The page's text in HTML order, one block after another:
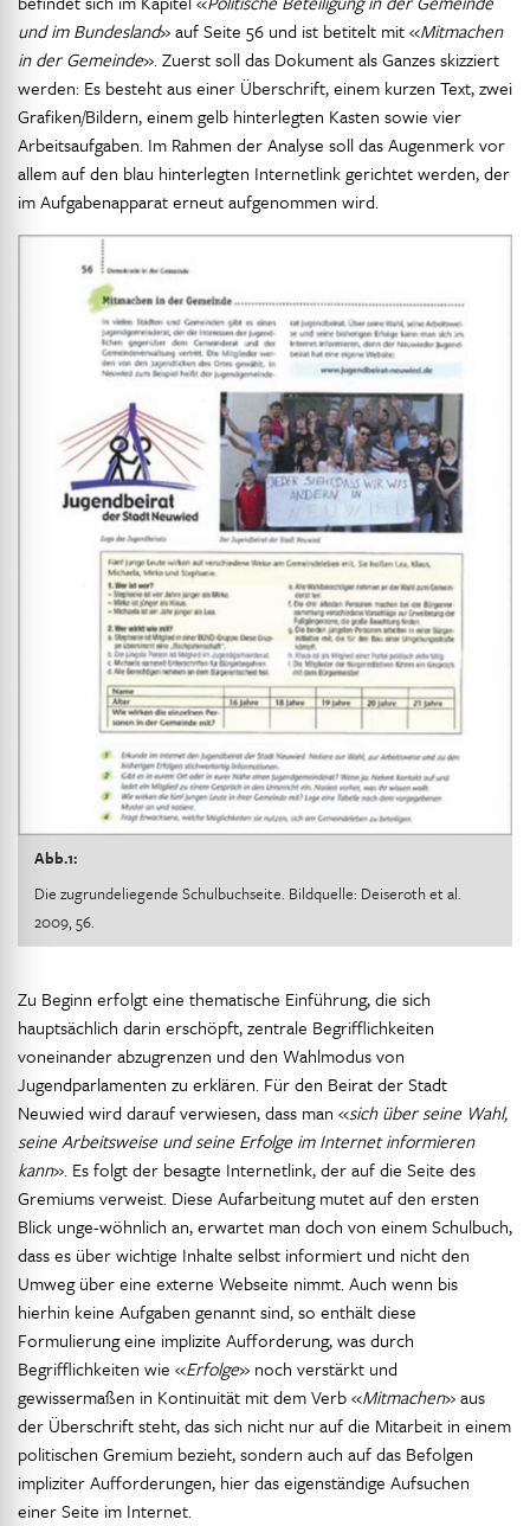
und im Bundesland» auf Seite 56 und ist betitelt mit «Mitmachen
in der Gemeinde». Zuerst soll das Dokument als Ganzes skizziert
werden: Es besteht aus einer Überschrift, einem kurzen Text, zwei
Grafiken/Bildern, einem gelb hinterlegten Kasten sowie vier
Arbeitsaufgaben. Im Rahmen der Analyse soll das Augenmerk vor
allem auf den blau hinterlegten Internetlink gerichtet werden, der
im Aufgabenapparat erneut aufgenommen wird.
Abb.1:
Die zugrundeliegende Schulbuchseite. Bildquelle: Deiseroth et al.
2009, 56.
Zu Beginn erfolgt eine thematische Einführung, die sich
hauptsächlich darin erschöpft, zentrale Begrifflichkeiten
voneinander abzugrenzen und den Wahlmodus von
Jugendparlamenten zu erklären. Für den Beirat der Stadt
Neuwied wird darauf verwiesen, dass man «sich über seine Wahl,
seine Arbeitsweise und seine Erfolge im Internet informieren
kann». Es folgt der besagte Internetlink, der auf die Seite des
Gremiums verweist. Diese Aufarbeitung mutet auf den ersten
Blick unge-wöhnlich an, erwartet man doch von einem Schulbuch,
dass es über wichtige Inhalte selbst informiert und nicht den
Umweg über eine externe Webseite nimmt. Auch wenn bis
hierhin keine Aufgaben genannt sind, so enthält diese
Formulierung eine implizite Aufforderung, was durch
Begrifflichkeiten wie «Erfolge» noch verstärkt und
gewissermaßen in Kontinuität mit dem Verb «Mitmachen» aus
der Überschrift steht, das sich nicht nur auf die Mitarbeit in einem
politischen Gremium bezieht, sondern auch auf das Befolgen
impliziter Aufforderungen, hier das eigenständige Aufsuchen
einer Seite im Internet.